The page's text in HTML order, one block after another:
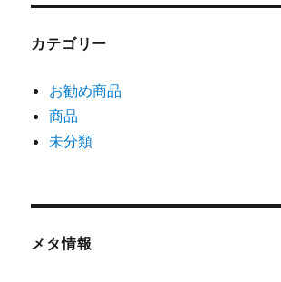
カテゴリー
お勧め商品
商品
未分類
メタ情報